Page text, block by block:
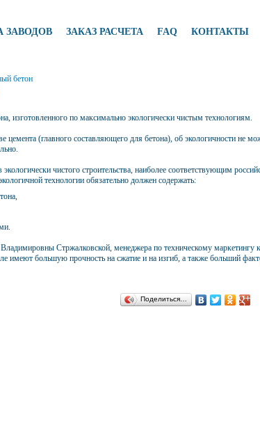
ЗАВОДОВ ЗАКАЗ РАСЧЕТА FAQ КОНТАКТЫ
бетон
изготовленного по максимально экологически чистым технологиям.
цемента (главного составляющего для бетона), об экологичности не
чистого строительства, наиболее соответствующим
технологии обязательно должен содержать:
Стржалковской, менеджера по техническому
имеют большую прочность на сжатие и на изгиб, а также больший
Поделиться…